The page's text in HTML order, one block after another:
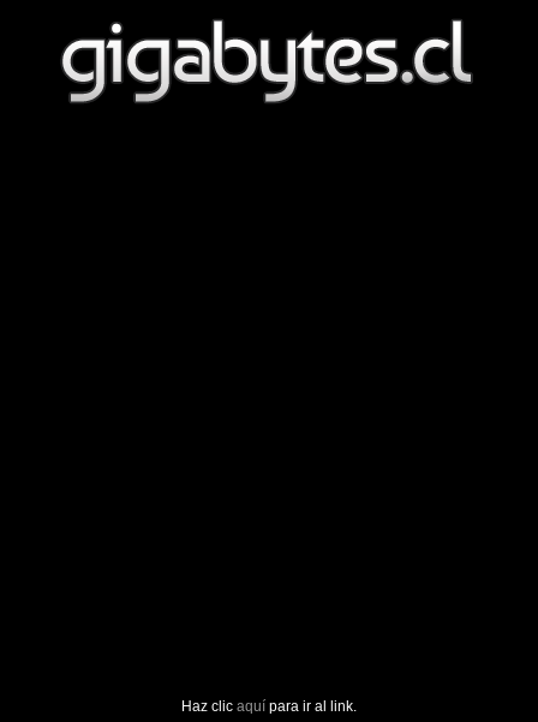
Haz clic aquí para ir al link.